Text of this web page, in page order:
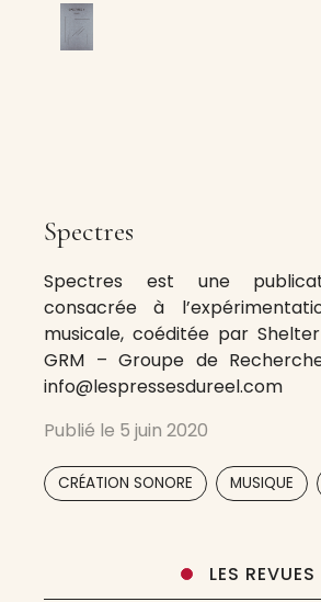
Spectres
Spectres est une
consacrée à
musicale, coéditée par
GRM – Groupe de
info@lespressesdureel.com
Publié le 5 juin 2020
CRÉATION SONORE MUSIQUE
LES REVUES